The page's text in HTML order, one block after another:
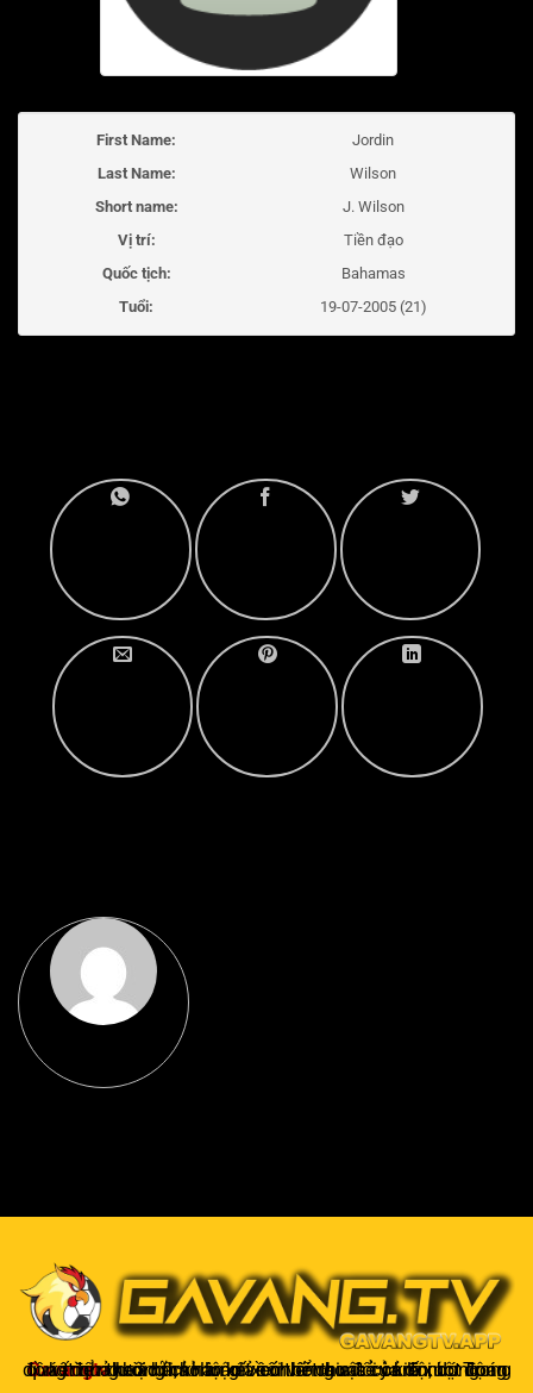
First Name:
Jordin
Last Name:
Wilson
Short name:
J. Wilson
Vị trí:
Tiền đạo
Quốc tịch:
Bahamas
Tuổi:
19-07-2005 (21)
Gavangtv
không chỉ là nơi xem bóng mà còn là một cộng đồng để người hâm mộ kết nối và trao đổi cảm xúc. Trong quá trình theo dõi, khán giả có thể chia sẻ ý kiến, dự đoán kết quả hoặc thảo luận về chiến thuật của đội bóng.